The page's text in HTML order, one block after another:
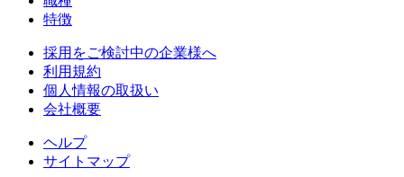
特徴
採用をご検討中の企業様へ
利用規約
個人情報の取扱い
会社概要
ヘルプ
サイトマップ